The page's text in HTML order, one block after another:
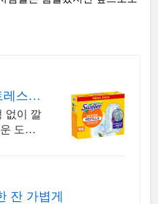
레스
없이 깔
도구
잔 가볍게